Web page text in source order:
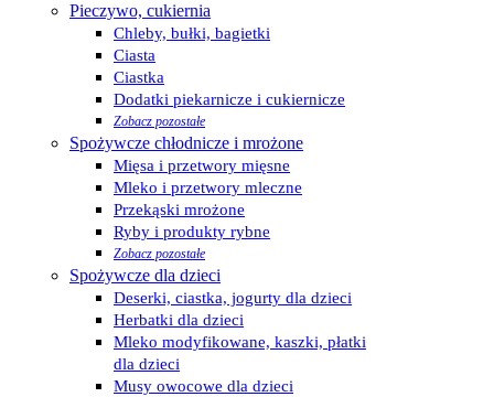
Pieczywo, cukiernia
Chleby, bułki, bagietki
Ciasta
Ciastka
Dodatki piekarnicze i cukiernicze
Zobacz pozostałe
Spożywcze chłodnicze i mrożone
Mięsa i przetwory mięsne
Mleko i przetwory mleczne
Przekąski mrożone
Ryby i produkty rybne
Zobacz pozostałe
Spożywcze dla dzieci
Deserki, ciastka, jogurty dla dzieci
Herbatki dla dzieci
Mleko modyfikowane, kaszki, płatki
dla dzieci
Musy owocowe dla dzieci